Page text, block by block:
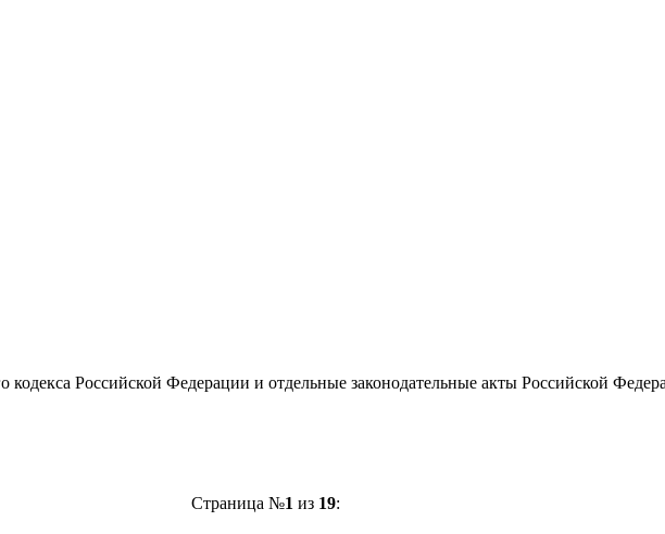
Российской Федерации и отдельные законодательные акты Российской
Страница №1 из 19: